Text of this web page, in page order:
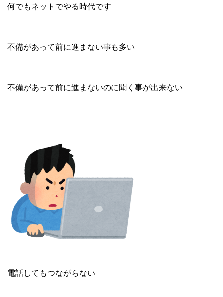
何でもネットでやる時代です
不備があって前に進まない事も多い
不備があって前に進まないのに聞く事が出来ない
電話してもつながらない